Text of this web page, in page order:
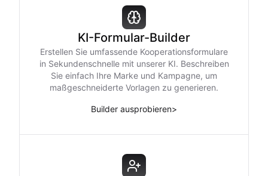
KI-Formular-Builder
Erstellen Sie umfassende Kooperationsformulare
in Sekundenschnelle mit unserer KI. Beschreiben
Sie einfach Ihre Marke und Kampagne, um
maßgeschneiderte Vorlagen zu generieren.
Builder ausprobieren>